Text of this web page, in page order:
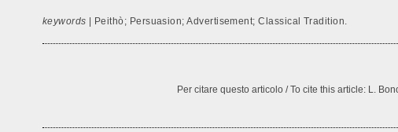
keywords | Peithò; Persuasion; Advertisement; Classical Tradition.
Per citare questo articolo / To cite this article: L.